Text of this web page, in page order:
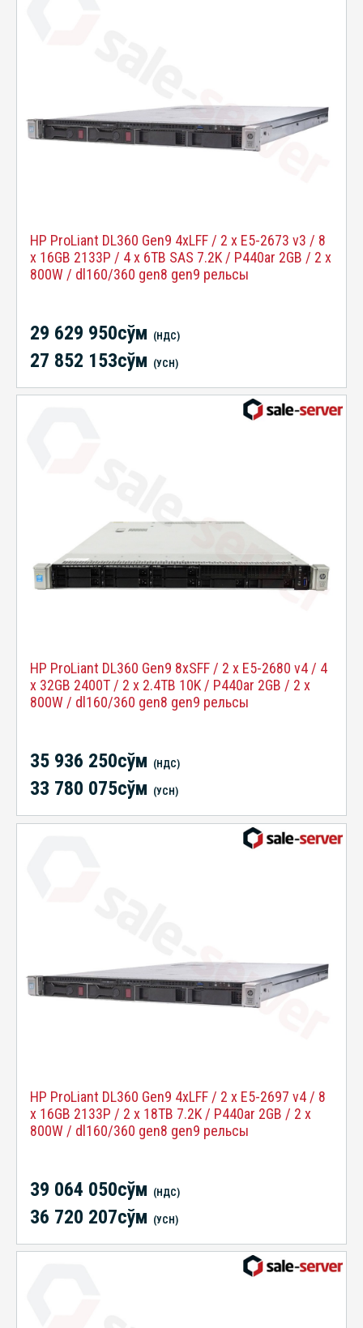
HP ProLiant DL360 Gen9 4xLFF / 2 x E5-2673 v3 / 8
x 16GB 2133P / 4 x 6TB SAS 7.2K / P440ar 2GB / 2 x
800W / dl160/360 gen8 gen9 рельсы
29 629 950сўм (НДС)
27 852 153сўм (УСН)
HP ProLiant DL360 Gen9 8xSFF / 2 x E5-2680 v4 / 4
x 32GB 2400T / 2 x 2.4TB 10K / P440ar 2GB / 2 x
800W / dl160/360 gen8 gen9 рельсы
35 936 250сўм (НДС)
33 780 075сўм (УСН)
HP ProLiant DL360 Gen9 4xLFF / 2 x E5-2697 v4 / 8
x 16GB 2133P / 2 x 18TB 7.2K / P440ar 2GB / 2 x
800W / dl160/360 gen8 gen9 рельсы
39 064 050сўм (НДС)
36 720 207сўм (УСН)